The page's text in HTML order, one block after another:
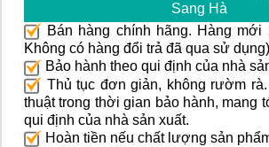
Sang Hà
Bán hàng chính hãng. Hàng mới
Không có hàng đổi trả đã qua sử
Bảo hành theo qui định của nhà
Thủ tục đơn giản, không rườm
thuật trong thời gian bảo hành, mang
qui định của nhà sản xuất.
Hoàn tiền nếu chất lượng sản